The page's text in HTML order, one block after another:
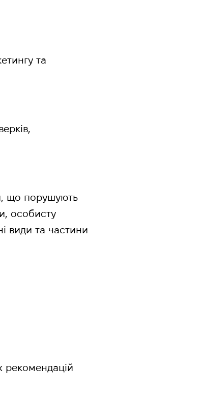
та
що порушують
особисту
види та частини
рекомендацій